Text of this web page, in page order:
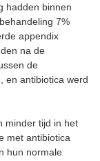
hadden binnen
7%
appendix
na de
de
en antibiotica werd
minder tijd in het
met antibiotica
hun normale